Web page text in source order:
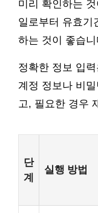
미리 확인하는
일로부터 유효기
하는 것이 좋습니
정확한 정보 입
계정 정보나 비
고, 필요한 경우
단
계
실행 방법